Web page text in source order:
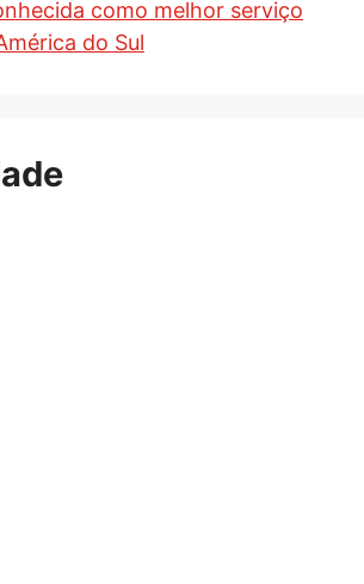
como melhor serviço
do Sul